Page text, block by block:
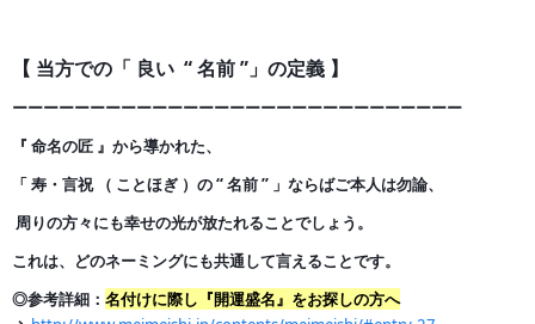
【 当方での「 良い “ 名前 ”」の定義 】
ーーーーーーーーーーーーーーーーーーーーーーーーーーーーー
『 命名の匠 』から導かれた、
「 寿・言祝 （ ことほぎ ）の“ 名前 ” 」ならばご本人は勿論、
周りの方々にも幸せの光が放たれることでしょう。
これは、どのネーミングにも共通して言えることです。
◎参考詳細： 名付けに際し『開運盛名』をお探しの方へ